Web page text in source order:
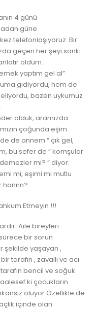
4 günü
güne
telefonlaşıyoruz. Bir
geçen her şeyi sanki
oldum.
yaptım gel al”
gidiyordu, hem de
bazen uykumuz
olduk, aramızda
çoğunda eşim
de annem “ çık gel,
bu sefer de “ komşular
mi? “ diyor.
mi, eşimi mi mutlu
Etmeyin !!!
Aile bireyleri
bir sorun
şekilde yaşayan ,
tarafın , zavallı ve acı
bencil ve soğuk
ki çocukların
oluyor.Özellikle de
içinde olan